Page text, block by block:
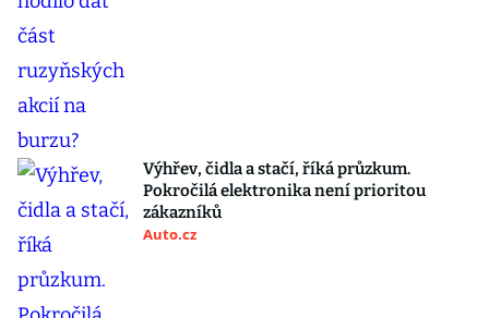
Výhřev, čidla a stačí, říká průzkum.
Pokročilá elektronika není prioritou
zákazníků
Auto.cz